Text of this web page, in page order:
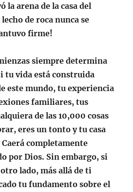
la arena de la casa del
de roca nunca se
firme!
siempre determina
tu vida está construida
este mundo, tu experiencia
familiares, tus
de las 10,000 cosas
eres un tonto y tu casa
completamente
por Dios. Sin embargo, si
lado, más allá de ti
tu fundamento sobre el